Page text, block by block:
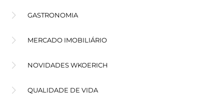
GASTRONOMIA
MERCADO IMOBILIÁRIO
NOVIDADES WKOERICH
QUALIDADE DE VIDA